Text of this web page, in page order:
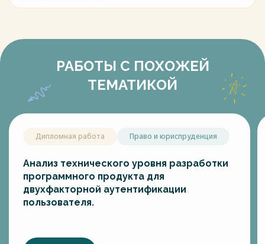
РАБОТЫ С ПОХОЖЕЙ
ТЕМАТИКОЙ
Дипломная работа Право и юриспруденция
Анализ технического уровня разработки
программного продукта для
двухфакторной аутентификации
пользователя.